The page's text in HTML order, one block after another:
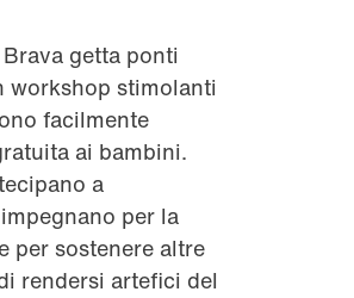
getta ponti
workshop stimolanti
facilmente
ai bambini.
a
per la
per sostenere altre
rendersi artefici del